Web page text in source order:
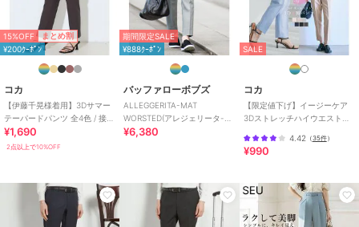
レディース
パンツ ／ スラックス
カラー ブラック、チャコール
サイズ
ポリエステル100%
商品のお取り扱い方法
お手入れ ドライ
ポリエステル素材/ 無地/
テー
/ ミッドライズ/パーテ
ィー・結婚式・二次会 /
セレモニ
15%OFF まとめ割
¥200ｸｰﾎﾟﾝ
コカ
【伊藤千晃様着用】3Dサマー
テーパードパンツ 全4色 / 接触
冷感・シワになりにくい
¥1,690
2点以上で10%OFF
期間限定SALE
¥888ｸｰﾎﾟﾝ
バッファローボブズ
ALLEGGERITA-MAT
WORSTED(アレジェリータ-マ
ットウーステッド)
¥6,380
SALE
コカ
【限定値下げ】イージーケア
3Dストレッチハイウエストパ
4.42 （35件）
¥990